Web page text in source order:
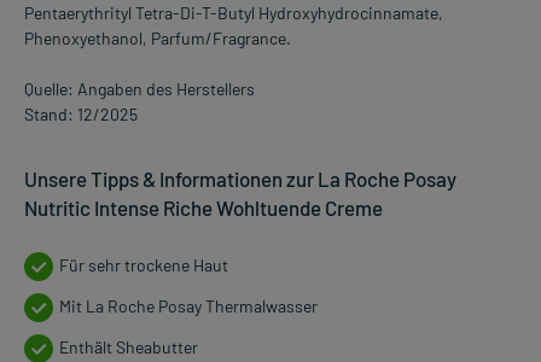
Pentaerythrityl Tetra-Di-T-Butyl Hydroxyhydrocinnamate,
Phenoxyethanol, Parfum/Fragrance.
Quelle: Angaben des Herstellers
Stand: 12/2025
Unsere Tipps & Informationen zur La Roche Posay
Nutritic Intense Riche Wohltuende Creme
Für sehr trockene Haut
Mit La Roche Posay Thermalwasser
Enthält Sheabutter